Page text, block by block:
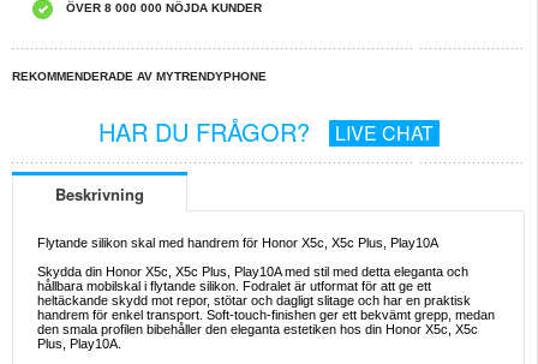
ÖVER 8 000 000 NÖJDA KUNDER
REKOMMENDERADE AV MYTRENDYPHONE
HAR DU FRÅGOR? LIVE CHAT
Beskrivning
Flytande silikon skal med handrem för Honor X5c, X5c Plus, Play10A
Skydda din Honor X5c, X5c Plus, Play10A med stil med detta eleganta och
hållbara mobilskal i flytande silikon. Fodralet är utformat för att ge ett
heltäckande skydd mot repor, stötar och dagligt slitage och har en praktisk
handrem för enkel transport. Soft-touch-finishen ger ett bekvämt grepp, medan
den smala profilen bibehåller den eleganta estetiken hos din Honor X5c, X5c
Plus, Play10A.